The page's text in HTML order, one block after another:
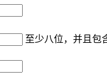
至少八位，并且包